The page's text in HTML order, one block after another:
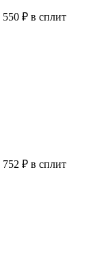
550 ₽ в сплит
752 ₽ в сплит